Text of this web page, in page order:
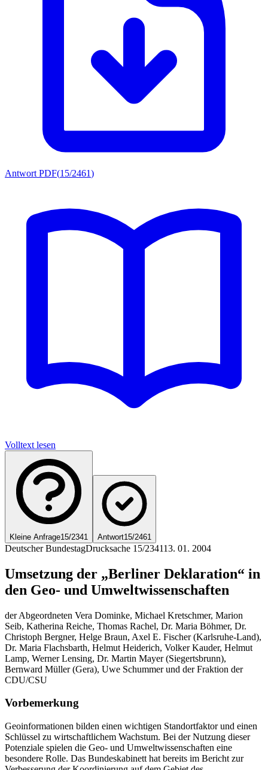
Antwort PDF(15/2461)
Volltext lesen
Kleine Anfrage15/2341 Antwort15/2461
Deutscher BundestagDrucksache 15/234113. 01. 2004
Umsetzung der „Berliner Deklaration“ in
den Geo- und Umweltwissenschaften
der Abgeordneten Vera Dominke, Michael Kretschmer, Marion
Seib, Katherina Reiche, Thomas Rachel, Dr. Maria Böhmer, Dr.
Christoph Bergner, Helge Braun, Axel E. Fischer (Karlsruhe-Land),
Dr. Maria Flachsbarth, Helmut Heiderich, Volker Kauder, Helmut
Lamp, Werner Lensing, Dr. Martin Mayer (Siegertsbrunn),
Bernward Müller (Gera), Uwe Schummer und der Fraktion der
CDU/CSU
Vorbemerkung
Geoinformationen bilden einen wichtigen Standortfaktor und einen
Schlüssel zu wirtschaftlichem Wachstum. Bei der Nutzung dieser
Potenziale spielen die Geo- und Umweltwissenschaften eine
besondere Rolle. Das Bundeskabinett hat bereits im Bericht zur